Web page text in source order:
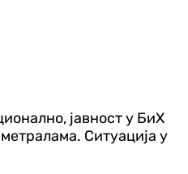
јавност у БиХ
Ситуација у